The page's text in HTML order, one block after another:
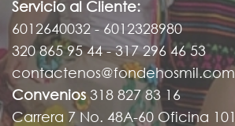
Servicio al Cliente:
6012640032 - 6012328980
320 865 95 44 - 317 296 46 53
contactenos@fondehosmil.com
Convenios 318 827 83 16
Carrera 7 No. 48A-60 Oficina 101